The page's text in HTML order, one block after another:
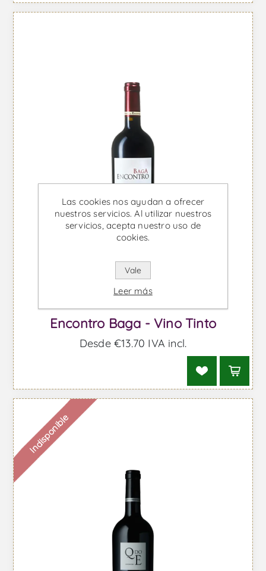
Encontro Baga - Vino Tinto
Desde €13,70 IVA incl.
Indisponible
Las cookies nos ayudan a ofrecer
nuestros servicios. Al utilizar nuestros
servicios, acepta nuestro uso de
cookies.
Vale
Leer más